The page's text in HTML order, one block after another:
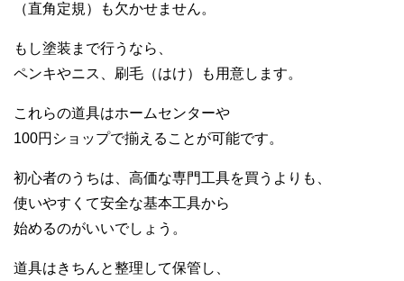
（直角定規）も欠かせません。
もし塗装まで行うなら、
ペンキやニス、刷毛（はけ）も用意します。
これらの道具はホームセンターや
100円ショップで揃えることが可能です。
初心者のうちは、高価な専門工具を買うよりも、
使いやすくて安全な基本工具から
始めるのがいいでしょう。
道具はきちんと整理して保管し、